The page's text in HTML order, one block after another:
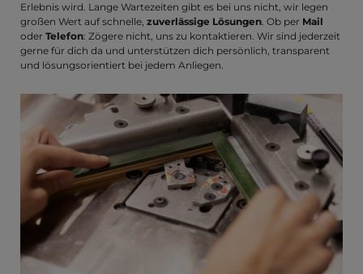
Erlebnis wird. Lange Wartezeiten gibt es bei uns nicht, wir legen
großen Wert auf schnelle, zuverlässige Lösungen. Ob per Mail
oder Telefon: Zögere nicht, uns zu kontaktieren. Wir sind jederzeit
gerne für dich da und unterstützen dich persönlich, transparent
und lösungsorientiert bei jedem Anliegen.